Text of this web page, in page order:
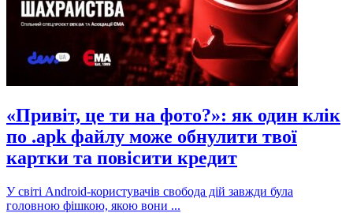
«Привіт, це ти на фото?»: як один клік
по .apk файлу може обнулити твої
картки та повісити кредит
У світі Android-користувачів свобода дій завжди була
головною фішкою, якою вони ...